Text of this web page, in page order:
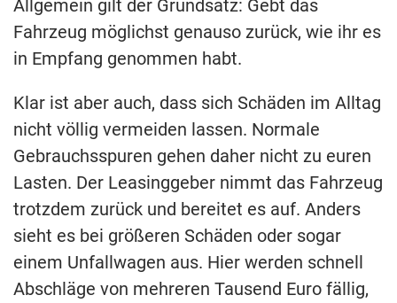
Allgemein gilt der Grundsatz: Gebt das
Fahrzeug möglichst genauso zurück, wie ihr es
in Empfang genommen habt.
Klar ist aber auch, dass sich Schäden im Alltag
nicht völlig vermeiden lassen. Normale
Gebrauchsspuren gehen daher nicht zu euren
Lasten. Der Leasinggeber nimmt das Fahrzeug
trotzdem zurück und bereitet es auf. Anders
sieht es bei größeren Schäden oder sogar
einem Unfallwagen aus. Hier werden schnell
Abschläge von mehreren Tausend Euro fällig,